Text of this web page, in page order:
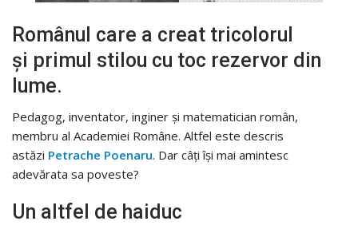
Românul care a creat tricolorul
și primul stilou cu toc rezervor din
lume.
Pedagog, inventator, inginer și matematician român,
membru al Academiei Române. Altfel este descris
astăzi Petrache Poenaru. Dar câți își mai amintesc
adevărata sa poveste?
Un altfel de haiduc